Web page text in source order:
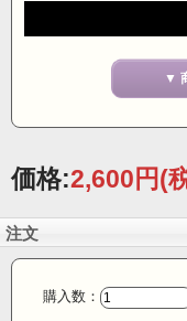
▼
価格:2,600円(
注文
購入数：